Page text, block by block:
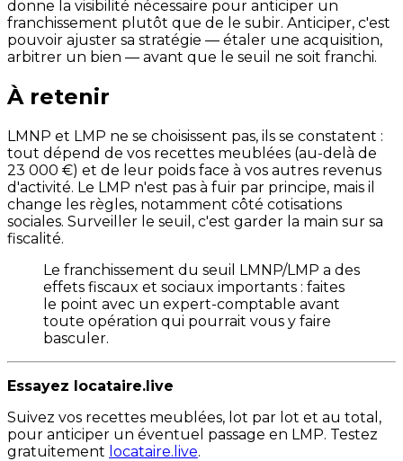
donne la visibilité nécessaire pour anticiper un
franchissement plutôt que de le subir. Anticiper, c'est
pouvoir ajuster sa stratégie — étaler une acquisition,
arbitrer un bien — avant que le seuil ne soit franchi.
À retenir
LMNP et LMP ne se choisissent pas, ils se constatent :
tout dépend de vos recettes meublées (au-delà de
23 000 €) et de leur poids face à vos autres revenus
d'activité. Le LMP n'est pas à fuir par principe, mais il
change les règles, notamment côté cotisations
sociales. Surveiller le seuil, c'est garder la main sur sa
fiscalité.
Le franchissement du seuil LMNP/LMP a des
effets fiscaux et sociaux importants : faites
le point avec un expert-comptable avant
toute opération qui pourrait vous y faire
basculer.
Essayez locataire.live
Suivez vos recettes meublées, lot par lot et au total,
pour anticiper un éventuel passage en LMP. Testez
gratuitement locataire.live.